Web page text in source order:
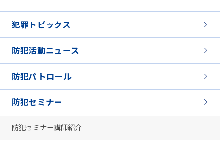
犯罪トピックス
防犯活動ニュース
防犯パトロール
防犯セミナー
防犯セミナー講師紹介